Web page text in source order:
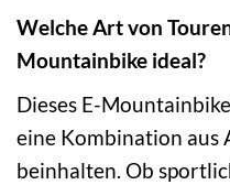
Welche Art von
Mountainbike ideal?
Dieses E-
eine Kombination aus
beinhalten. Ob